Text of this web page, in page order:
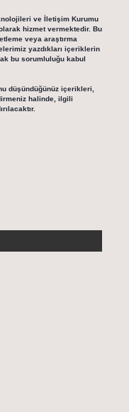
ve İletişim Kurumu
hizmet vermektedir. Bu
veya araştırma
yazdıkları içeriklerin
bu sorumluluğu kabul
düşündüğünüz içerikleri,
halinde, ilgili